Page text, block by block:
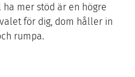
ha mer stöd är en högre
för dig, dom håller in
rumpa.